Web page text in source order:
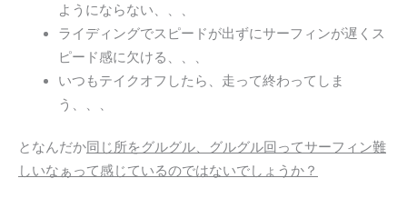
ようにならない、、、
ライディングでスピードが出ずにサーフィンが遅くス
ピード感に欠ける、、、
いつもテイクオフしたら、走って終わってしま
う、、、
となんだか同じ所をグルグル、グルグル回ってサーフィン難
しいなぁって感じているのではないでしょうか？